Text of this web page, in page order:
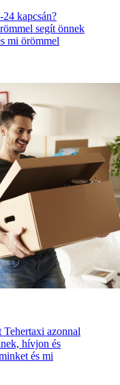
kapcsán?
segít önnek
mi örömmel
Tehertaxi azonnal
hívjon és
és mi